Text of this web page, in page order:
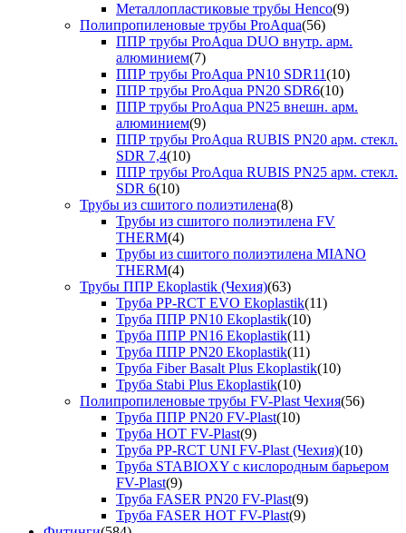
Металлопластиковые трубы Henco(9)
Полипропиленовые трубы ProAqua(56)
ППР трубы ProAqua DUO внутр. арм.
алюминием(7)
ППР трубы ProAqua PN10 SDR11(10)
ППР трубы ProAqua PN20 SDR6(10)
ППР трубы ProAqua PN25 внешн. арм.
алюминием(9)
ППР трубы ProAqua RUBIS PN20 арм. стекл.
SDR 7,4(10)
ППР трубы ProAqua RUBIS PN25 арм. стекл.
SDR 6(10)
Трубы из сшитого полиэтилена(8)
Трубы из сшитого полиэтилена FV
THERM(4)
Трубы из сшитого полиэтилена MIANO
THERM(4)
Трубы ППР Ekoplastik (Чехия)(63)
Труба PP-RCT EVO Ekoplastik(11)
Труба ППР PN10 Ekoplastik(10)
Труба ППР PN16 Ekoplastik(11)
Труба ППР PN20 Ekoplastik(11)
Труба Fiber Basalt Plus Ekoplastik(10)
Труба Stabi Plus Ekoplastik(10)
Полипропиленовые трубы FV-Plast Чехия(56)
Труба ППР PN20 FV-Plast(10)
Труба HOT FV-Plast(9)
Труба PP-RCT UNI FV-Plast (Чехия)(10)
Труба STABIOXY с кислородным барьером
FV-Plast(9)
Труба FASER PN20 FV-Plast(9)
Труба FASER HOT FV-Plast(9)